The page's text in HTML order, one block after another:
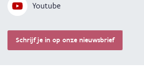
Youtube
Schrijf je in op onze nieuwsbrief